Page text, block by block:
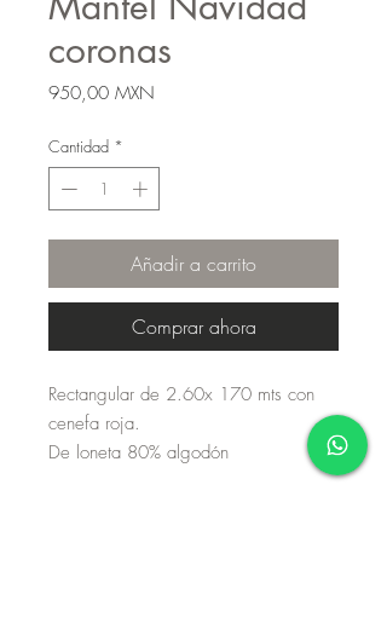
coronas
950,00 MXN
Cantidad *
Añadir a carrito
Comprar ahora
Rectangular de 2.60x 170 mts con
cenefa roja.
De loneta 80% algodón